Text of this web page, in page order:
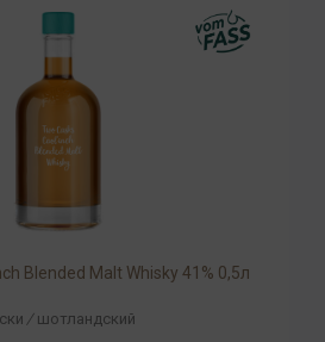
Blended Malt Whisky 41% 0,5л
/ шотландский